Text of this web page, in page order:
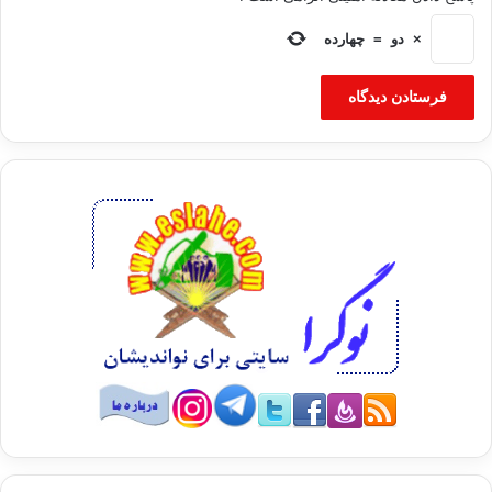
با توجه به مشی مقاومتی حماس و همچنین وجود گروه های مقاومت
فلسطینی در نوار غزه و بافت جمعیتی این منطقه که عمدتا حامیان
مقاومت هستند بعید به نظر می رسد سناریوی سوم اجرایی شود.
زیرا اگر حتی بر فرض محال، حماس هم بپذیرد که سلاح مقاومت را
رها کند دیگر گروه های مقاومتی و بافت جمعیتی نوار غزه مانعی
سناریوی دوم که برخی از بخش های آن از زبان شخصیت های
فلسطینی بیان می شود، از هم اکنون محل اختلافات ریشه ای بین دو
جنبش و دو جناح مقاومت و سازش است. محمود عباس و جناح
سازش همواره بر سر اینکه اختیار کامل امنیتی را در نوار غزه در
اختیار داشته باشد، توافقنامه آشتی ملی را برهم زده و مانع اجرای
آن شده است. حال بعید به نظر می رسد با این مسئله که تنها
حاکمیت اداری را در اختیار داشته باشد موافقت کند.
در اختیار گرفتن حاکمیت اداری به معنای افزوده شده بار مالی
× دو = چهارده